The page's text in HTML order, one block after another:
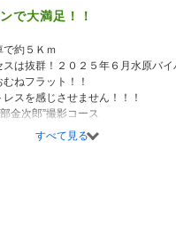
で大満足！！
約５Ｋｍ
は抜群！２０２５年６月水原バイ
ねフラット！！
スを感じさせません！！！
金次郎”撮影コース
すべて見る